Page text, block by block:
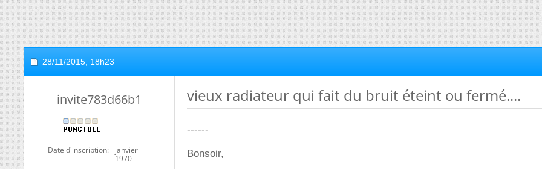
28/11/2015, 18h23
invite783d66b1
Date d'inscription
janvier
1970
vieux radiateur qui fait du bruit éteint ou fermé....
------
Bonsoir,